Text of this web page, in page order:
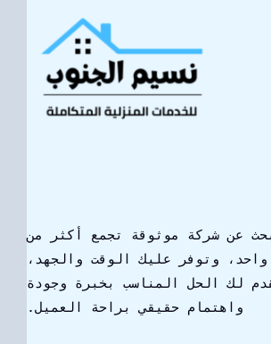
عن شركة موثوقة تجمع أكثر من
وتوفر عليك الوقت والجهد،
لك الحل المناسب بخبرة وجودة
واهتمام حقيقي براحة العميل.